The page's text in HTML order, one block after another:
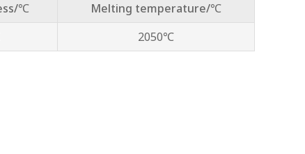
℃
Melting temperature/℃
2050℃